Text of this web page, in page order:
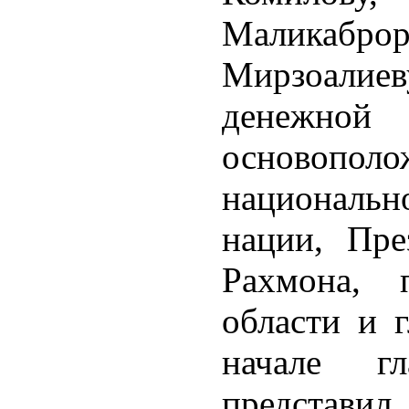
нации,
Рахмона,
области и
начале